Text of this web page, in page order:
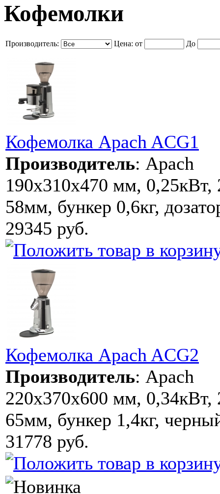
Кофемолки
Производитель: Цена: от До
Кофемолка Apach ACG1
Производитель: Apach
190х310х470 мм,
58мм, бункер 0,6кг,
29345 руб.
Кофемолка Apach ACG2
Производитель: Apach
220х370х600 мм,
65мм, бункер 1,4кг,
31778 руб.